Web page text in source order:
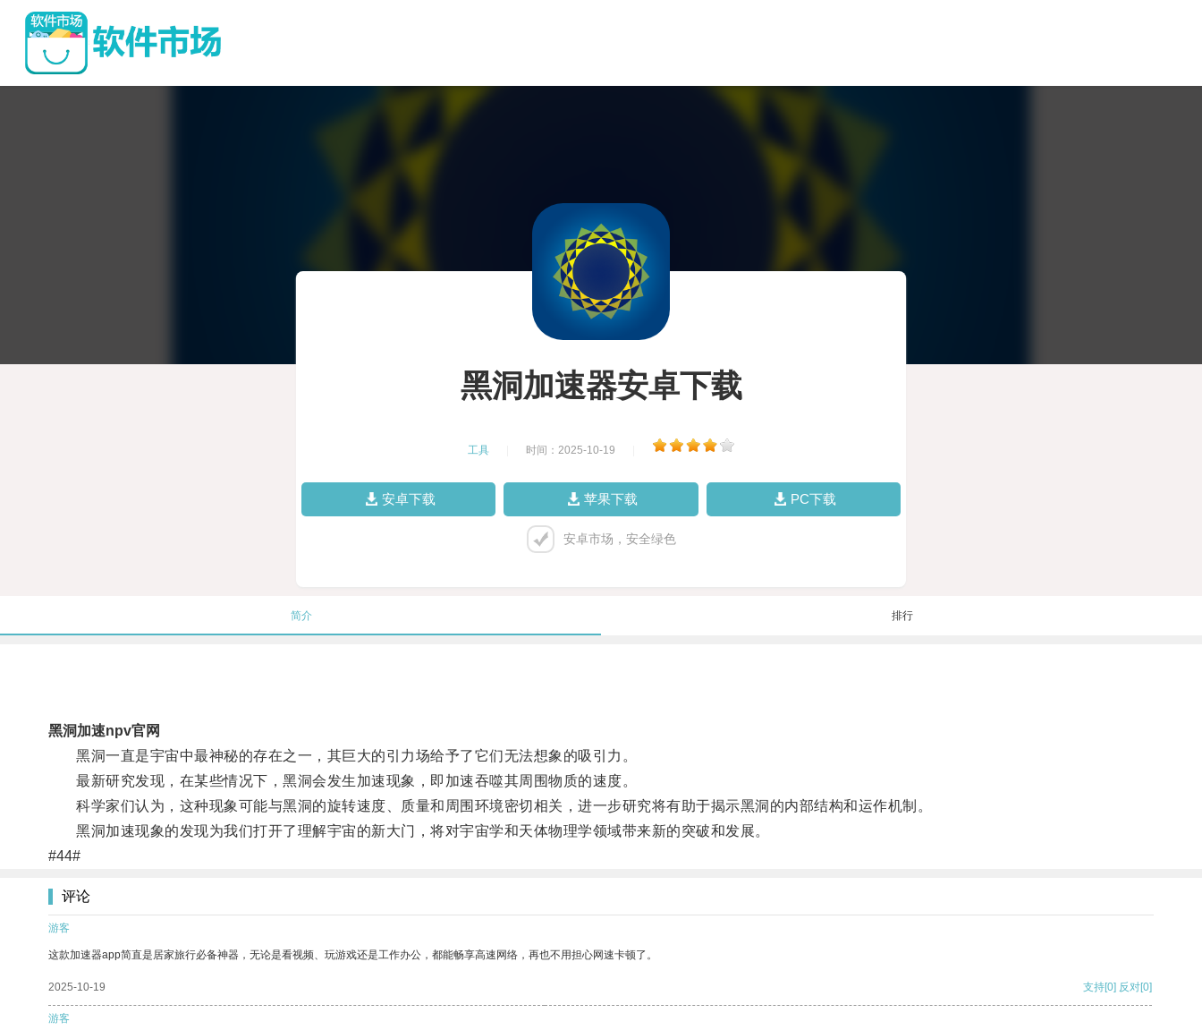
黑洞加速器安卓下载
工具 时间：2025-10-19
安卓下载 苹果下载 PC下载
安卓市场，安全绿色
简介 排行
黑洞加速npv官网
黑洞一直是宇宙中最神秘的存在之一，其巨大的引力场给予了它们无法想象的吸引力。
最新研究发现，在某些情况下，黑洞会发生加速现象，即加速吞噬其周围物质的速度。
科学家们认为，这种现象可能与黑洞的旋转速度、质量和周围环境密切相关，进一步研究将有助于揭示黑洞的内部结构和运作机制。
黑洞加速现象的发现为我们打开了理解宇宙的新大门，将对宇宙学和天体物理学领域带来新的突破和发展。
#44#
评论
游客
这款加速器app简直是居家旅行必备神器，无论是看视频、玩游戏还是工作办公，都能畅享高速网络，再也不用担心网速卡顿了。
2025-10-19 支持[0] 反对[0]
游客